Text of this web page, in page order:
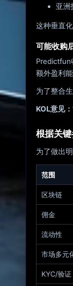
亚洲
这种垂直
可能收购
Predictfun
额外盈利能
为了整合
KOL意见：
根据关
为了做出
范围
区块链
佣金
流动性
市场多元
KYC/验证